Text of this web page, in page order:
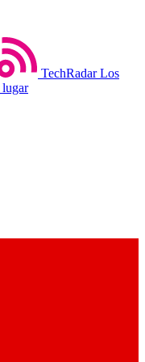
TechRadar Los
lugar